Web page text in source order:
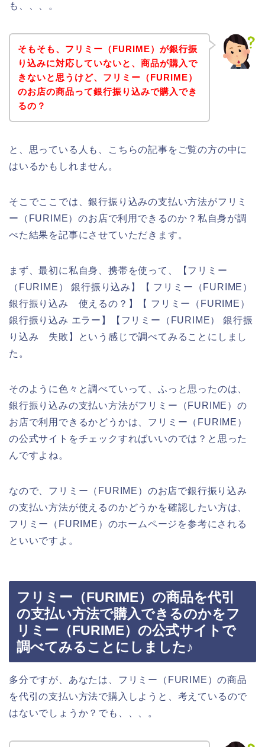
も、、、。
そもそも、フリミー（FURIME）が銀行振
り込みに対応していないと、商品が購入で
きないと思うけど、フリミー（FURIME）
のお店の商品って銀行振り込みで購入でき
るの？
と、思っている人も、こちらの記事をご覧の方の中に
はいるかもしれません。
そこでここでは、銀行振り込みの支払い方法がフリミ
ー（FURIME）のお店で利用できるのか？私自身が調
べた結果を記事にさせていただきます。
まず、最初に私自身、携帯を使って、【フリミー
（FURIME） 銀行振り込み】【 フリミー（FURIME）
銀行振り込み 使えるの？】【 フリミー（FURIME）
銀行振り込み エラー】【フリミー（FURIME） 銀行振
り込み 失敗】という感じで調べてみることにしまし
た。
そのように色々と調べていって、ふっと思ったのは、
銀行振り込みの支払い方法がフリミー（FURIME）の
お店で利用できるかどうかは、フリミー（FURIME）
の公式サイトをチェックすればいいのでは？と思った
んですよね。
なので、フリミー（FURIME）のお店で銀行振り込み
の支払い方法が使えるのかどうかを確認したい方は、
フリミー（FURIME）のホームページを参考にされる
といいですよ。
フリミー（FURIME）の商品を代引
の支払い方法で購入できるのかをフ
リミー（FURIME）の公式サイトで
調べてみることにしました♪
多分ですが、あなたは、フリミー（FURIME）の商品
を代引の支払い方法で購入しようと、考えているので
はないでしょうか？でも、、、。